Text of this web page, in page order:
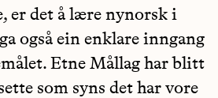
er det å lære nynorsk i
også ein enklare inngang
Etne Mållag har blitt
som syns det har vore